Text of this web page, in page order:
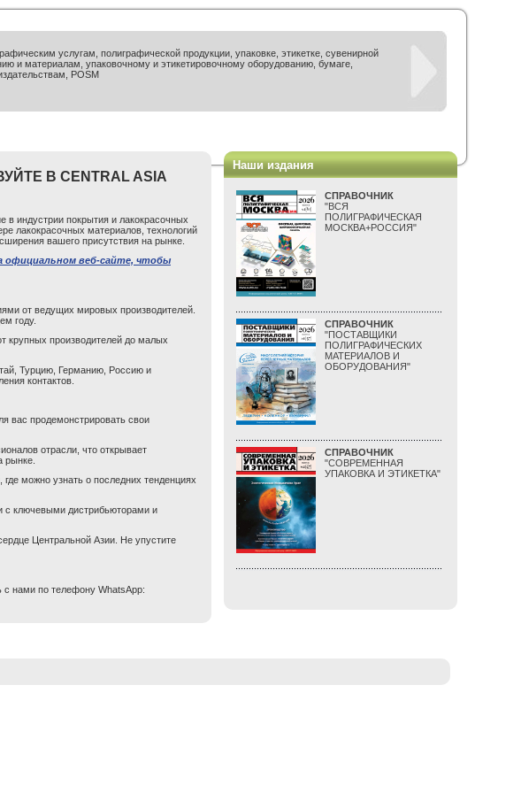
услугам, полиграфической продукции, упаковке, этикетке, сувенирной
и материалам, упаковочному и этикетировочному оборудованию, бумаге,
POSM
В CENTRAL ASIA
индустрии покрытия и лакокрасочных
лакокрасочных материалов, технологий
вашего присутствия на рынке.
официальном веб-сайте, чтобы
от ведущих мировых производителей.
году.
крупных производителей до малых
Турцию, Германию, Россию и
контактов.
вас продемонстрировать свои
отрасли, что открывает
рынке.
можно узнать о последних тенденциях
с ключевыми дистрибьюторами и
Центральной Азии. Не упустите
с нами по телефону WhatsApp:
Наши издания
СПРАВОЧНИК
"ВСЯ
ПОЛИГРАФИЧЕСКАЯ
МОСКВА+РОССИЯ"
СПРАВОЧНИК
"ПОСТАВЩИКИ
ПОЛИГРАФИЧЕСКИХ
МАТЕРИАЛОВ И
ОБОРУДОВАНИЯ"
СПРАВОЧНИК
"СОВРЕМЕННАЯ
УПАКОВКА И ЭТИКЕТКА"